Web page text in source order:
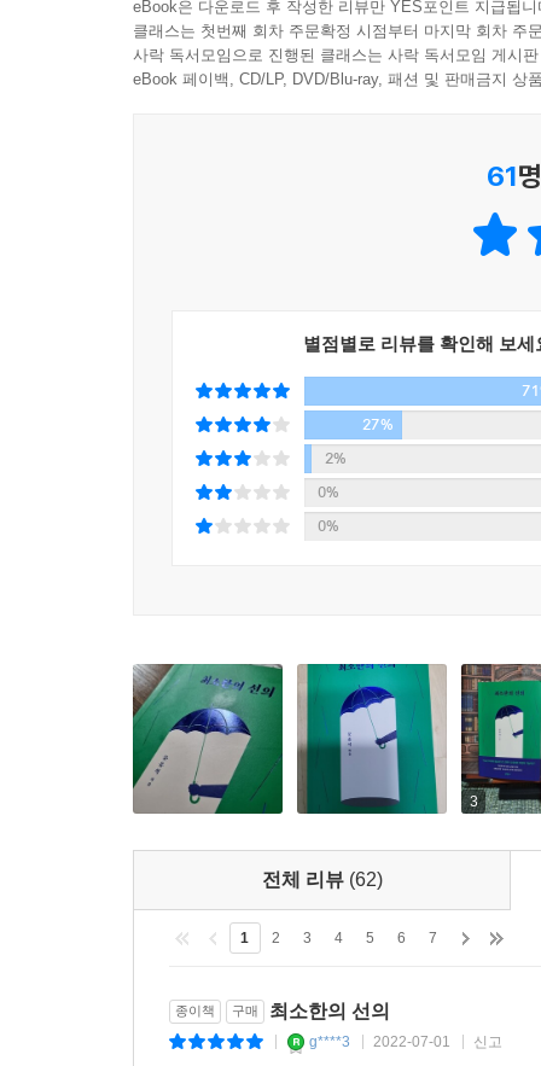
‘자유’에는 수식어가 필요 없다. 자유는 때로 편
으로써 보완해야지 자유를 재정의하는 것은 곤란
혼자 있을 때 무슨 짓을 하며 사는지 타인들이 엿
면, 모두가 보는 앞에서 서약을 하라거나 십자가
여름날의 폭염만큼이나 타인에 대한 집단적 분
도 돌팔매질을 당한다. 완벽하게 고결한 동기에
--- p.108~109
공리주의적 관점에서 보면 충분하지 않은 응보야
정에 휘둘리는 사법 포퓰리즘이 아니다. 오히려 사
--- p.158
세상의 갈등 모두가 선과 악의 대결, 또는 정의와
도 하다.
자유가 사회를 견인하되, 그 속도가 누군가를 낙
--- p.205
찬반 여론은 극렬하게 부딪히지만 어느새 사건은
각자의 옳음과 그름이 상충하고, 이해관계가 다층
가치들은 무엇일지 법학적 관점에서 경쾌하고
대한민국의 모든 법률은 최고법인 헌법에 의거
계층이 아닌 ‘모든 인간’의 존엄성이다. 그러나
가진 자부터 소비자에 이르는 그 모든 ‘갑질’과
않은지, 법이 왜 인간 존엄성을 최상위의 가치로
글들로 이루어진 1부에서는 23년간 법관으로서
존엄하다는 것이고, 그러한 능력이 있음에도 법
된다. 모든 인간은 존엄하기에 그의 인종·성별·
인간으로서의 기본적인 권리가 보장되어야 하는
인간이라는 이름의 공해 속 우리는
제각각 달라도, 불편해도, 타협하며 함께 살아갈 수
eBook은 다운로드 후 작성한 리뷰만 YES포인트 지급됩니
클래스는 첫번째 회차 주문확정 시점부터 마지막 회차 주
사락 독서모임으로 진행된 클래스는 사락 독서모임 게시
eBook 페이백, CD/LP, DVD/Blu-ray, 패션 및 판매금지 상
61
별점별로 리뷰를 확인해 보세
27%
2%
0%
0%
3
전체 리뷰 (62)
1 2 3 4 5 6 7
종이책 구매 최소한의 선의
g****3 2022-07-01 신고